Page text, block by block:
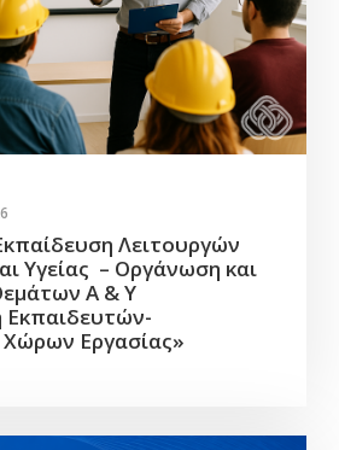
Λειτουργών
Υγείας – Οργάνωση και
Α & Υ
Εκπαιδευτών-
Εργασίας»